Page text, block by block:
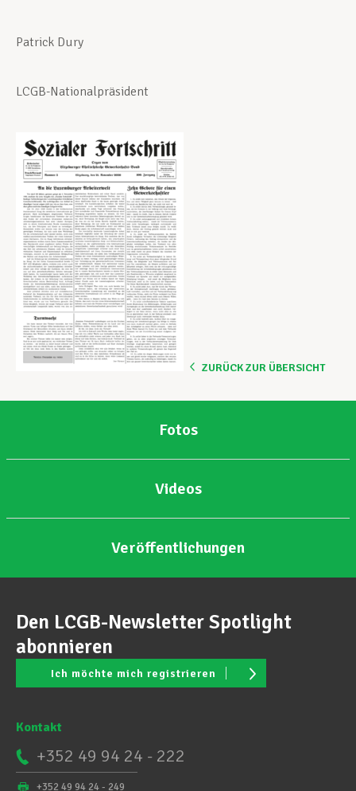
Patrick Dury
LCGB-Nationalpräsident
ZURÜCK ZUR ÜBERSICHT
Fotos
Videos
Veröffentlichungen
Den LCGB-Newsletter Spotlight
abonnieren
Ich möchte mich registrieren
Kontakt
+352 49 94 24 - 222
+352 49 94 24 - 249